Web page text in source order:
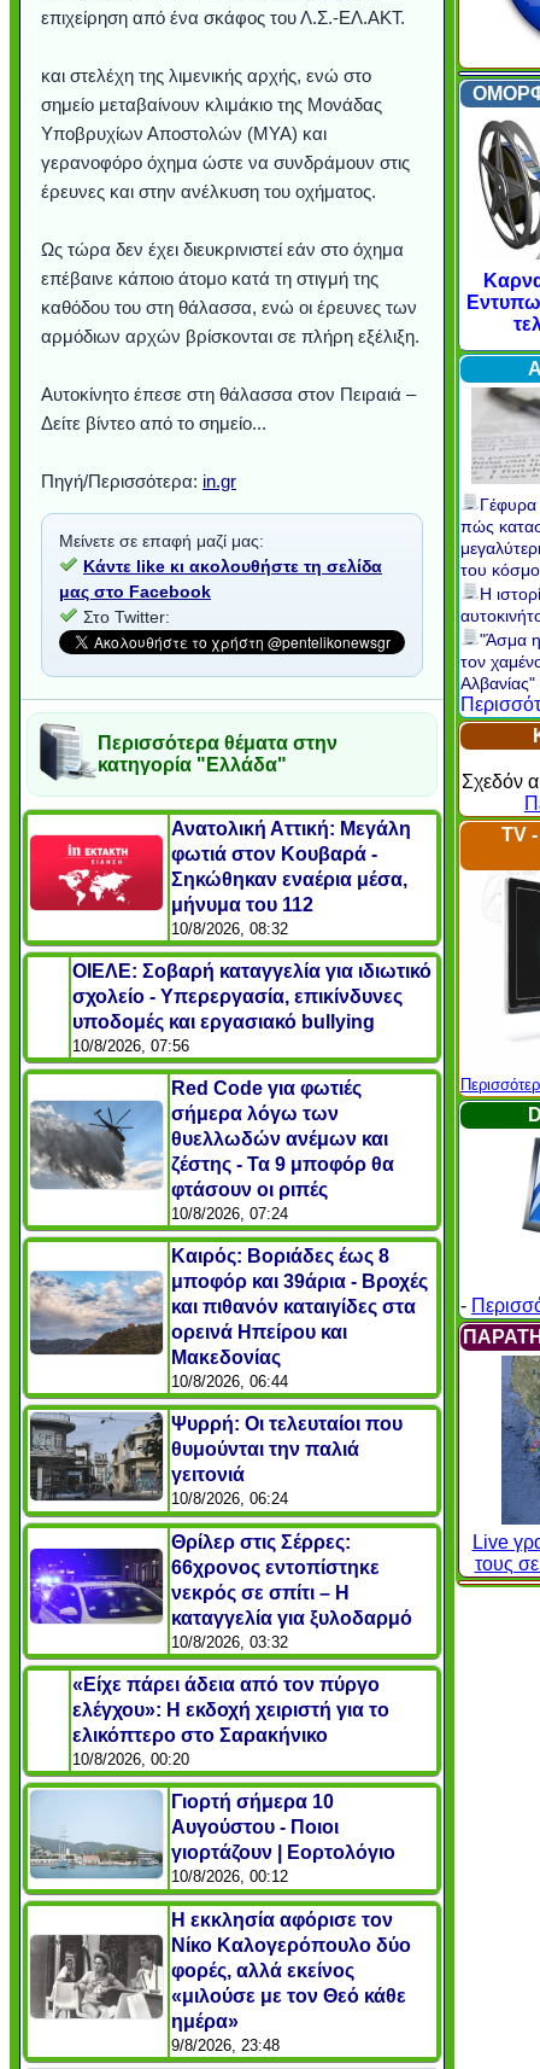
επιχείρηση από ένα σκάφος του Λ.Σ.-ΕΛ.ΑΚΤ.
και στελέχη της λιμενικής αρχής, ενώ στο
σημείο μεταβαίνουν κλιμάκιο της Μονάδας
Υποβρυχίων Αποστολών (ΜΥΑ) και
γερανοφόρο όχημα ώστε να συνδράμουν στις
έρευνες και στην ανέλκυση του οχήματος.
Ως τώρα δεν έχει διευκρινιστεί εάν στο όχημα
επέβαινε κάποιο άτομο κατά τη στιγμή της
καθόδου του στη θάλασσα, ενώ οι έρευνες των
αρμόδιων αρχών βρίσκονται σε πλήρη εξέλιξη.
Αυτοκίνητο έπεσε στη θάλασσα στον Πειραιά –
Δείτε βίντεο από το σημείο...
Πηγή/Περισσότερα: in.gr
Μείνετε σε επαφή μαζί μας:
Κάντε like κι ακολουθήστε τη σελίδα
μας στο Facebook
Στο Twitter:
Περισσότερα θέματα στην
κατηγορία "Ελλάδα"
Ανατολική Αττική: Μεγάλη
φωτιά στον Κουβαρά -
Σηκώθηκαν εναέρια μέσα,
μήνυμα του 112
10/8/2026, 08:32
ΟΙΕΛΕ: Σοβαρή καταγγελία για ιδιωτικό
σχολείο - Υπερεργασία, επικίνδυνες
υποδομές και εργασιακό bullying
10/8/2026, 07:56
Red Code για φωτιές
σήμερα λόγω των
θυελλωδών ανέμων και
ζέστης - Τα 9 μποφόρ θα
φτάσουν οι ριπές
10/8/2026, 07:24
Καιρός: Βοριάδες έως 8
μποφόρ και 39άρια - Βροχές
και πιθανόν καταιγίδες στα
ορεινά Ηπείρου και
Μακεδονίας
10/8/2026, 06:44
Ψυρρή: Οι τελευταίοι που
θυμούνται την παλιά
γειτονιά
10/8/2026, 06:24
Θρίλερ στις Σέρρες:
66χρονος εντοπίστηκε
νεκρός σε σπίτι – Η
καταγγελία για ξυλοδαρμό
10/8/2026, 03:32
«Είχε πάρει άδεια από τον πύργο
ελέγχου»: Η εκδοχή χειριστή για το
ελικόπτερο στο Σαρακήνικο
10/8/2026, 00:20
Γιορτή σήμερα 10
Αυγούστου - Ποιοι
γιορτάζουν | Εορτολόγιο
10/8/2026, 00:12
Η εκκλησία αφόρισε τον
Νίκο Καλογερόπουλο δύο
φορές, αλλά εκείνος
«μιλούσε με τον Θεό κάθε
ημέρα»
9/8/2026, 23:48
Ο αέρας του μετρό φυσούσε
τα μαλλιά της
Ταξίδι στο Dubai (video)
Διεθνής Διαστημικός
Σταθμός: Ο κόσμος έξω από
το παράθυρό μου (video)
Μουσική από κιθάρα... με 27
χορδές
Video: Εντυπωσιακή
καταιγίδα από ψηλά
Εντυπωσιακές φωτογραφίες
από καταρράκτες
Abbey, Ireland
Ταϊτή
Υποθαλάσσιο ποτάμι πάγου
στην Ανταρκτική
Η νέα φωτογραφία της
Αθήνας από το Διάστημα,
που κάνει το γύρο του
Internet
Ο Κομήτης του Αιώνα θα
φωτίσει τη Γη περισσότερο
κι απ' το φεγγάρι!
Συγκινητικό video: Όταν η
λεοπάρδαλη ανακάλυψε
μωρό μπαμπουίνο
Alesund: Μια πόλη στη
Νορβηγία που μοιάζει με...
παραμυθένια
Η γάτα και το κοτοπουλάκι
Γέφυρα
πώς
του
Η
"Άσμα
τον
Αλβανίας"
Σχεδόν
TV
-
Live
τους